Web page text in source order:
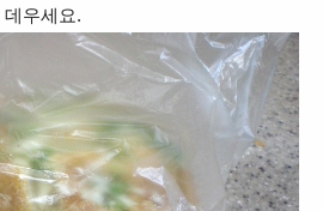
우세요.